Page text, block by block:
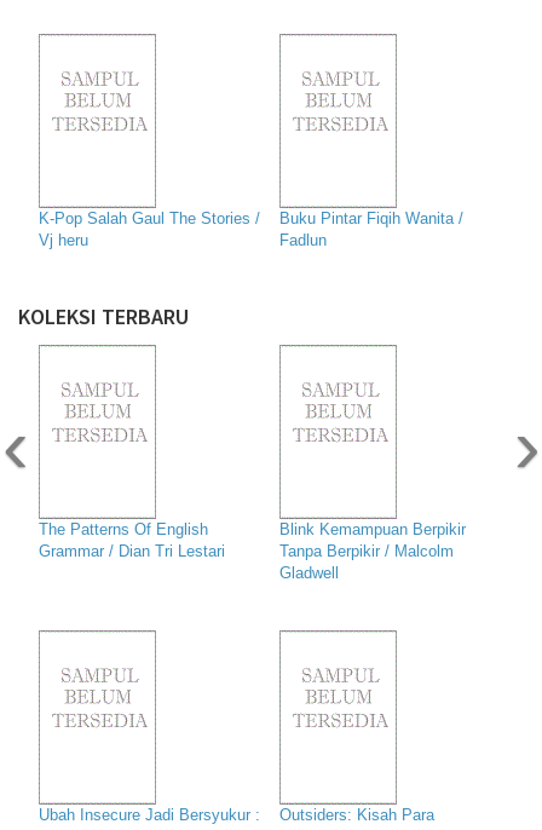
K-Pop Salah Gaul The Stories /
Vj heru
Buku Pintar Fiqih Wanita /
Fadlun
KOLEKSI TERBARU
The Patterns Of English
Grammar / Dian Tri Lestari
Blink Kemampuan Berpikir
Tanpa Berpikir / Malcolm
Gladwell
Ubah Insecure Jadi Bersyukur :
Outsiders: Kisah Para
‹ ›